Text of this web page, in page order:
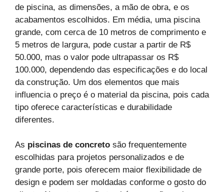
de piscina, as dimensões, a mão de obra, e os
acabamentos escolhidos. Em média, uma piscina
grande, com cerca de 10 metros de comprimento e
5 metros de largura, pode custar a partir de R$
50.000, mas o valor pode ultrapassar os R$
100.000, dependendo das especificações e do local
da construção. Um dos elementos que mais
influencia o preço é o material da piscina, pois cada
tipo oferece características e durabilidade
diferentes.
As piscinas de concreto são frequentemente
escolhidas para projetos personalizados e de
grande porte, pois oferecem maior flexibilidade de
design e podem ser moldadas conforme o gosto do